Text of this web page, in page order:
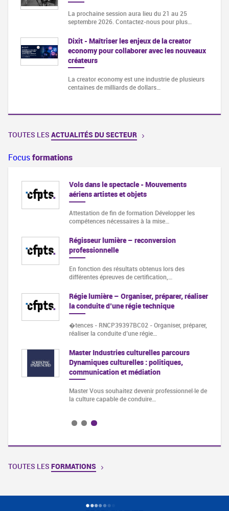
La prochaine session aura lieu du 21 au 25
septembre 2026. Contactez-nous pour plus…
Dixit - Maîtriser les enjeux de la creator
economy pour collaborer avec les nouveaux
créateurs
La creator economy est une industrie de plusieurs
centaines de milliards de dollars…
TOUTES LES ACTUALITÉS DU SECTEUR
Focusformations
Vols dans le spectacle - Mouvements
aériens artistes et objets
Attestation de fin de formation Développer les
compétences nécessaires à la mise…
Régisseur lumière – reconversion
professionnelle
En fonction des résultats obtenus lors des
différentes épreuves de certification,…
Régie lumière – Organiser, préparer, réaliser
la conduite d’une régie technique
�tences - RNCP39397BC02 - Organiser, préparer,
réaliser la conduite d’une régie…
Master Industries culturelles parcours
Dynamiques culturelles : politiques,
communication et médiation
Master Vous souhaitez devenir professionnel·le de
la culture capable de conduire…
TOUTES LES FORMATIONS